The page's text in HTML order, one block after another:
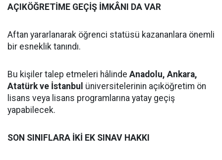
AÇIKÖĞRETİME GEÇİŞ İMKÂNI DA VAR
Aftan yararlanarak öğrenci statüsü kazananlara önemli
bir esneklik tanındı.
Bu kişiler talep etmeleri hâlinde Anadolu, Ankara,
Atatürk ve İstanbul üniversitelerinin açıköğretim ön
lisans veya lisans programlarına yatay geçiş
yapabilecek.
SON SINIFLARA İKİ EK SINAV HAKKI